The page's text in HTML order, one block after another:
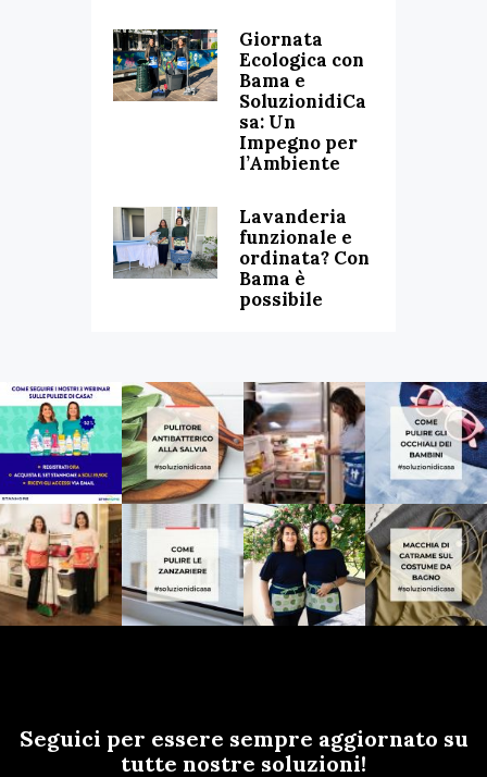
Giornata
Ecologica con
Bama e
SoluzionidiCa
sa: Un
Impegno per
l’Ambiente
Lavanderia
funzionale e
ordinata? Con
Bama è
possibile
Seguici per essere sempre aggiornato su
tutte nostre soluzioni!